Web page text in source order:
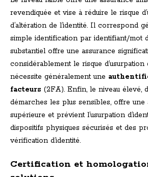
revendiquée et vise à réduire le risque
d’altération de l’identité. Il correspond
simple identification par identifiant/mot
substantiel offre une assurance
considérablement le risque d’usurpation
nécessite généralement une
facteurs (2FA). Enfin, le niveau élevé,
démarches les plus sensibles, offre une
supérieure et prévient l’usurpation
dispositifs physiques sécurisés et des
vérification d’identité.
Certification et